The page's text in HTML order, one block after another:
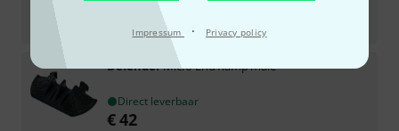
Impressum · Privacy policy
Direct leverbaar
255
DefenderMicro End Ramp male
Direct leverbaar
€42